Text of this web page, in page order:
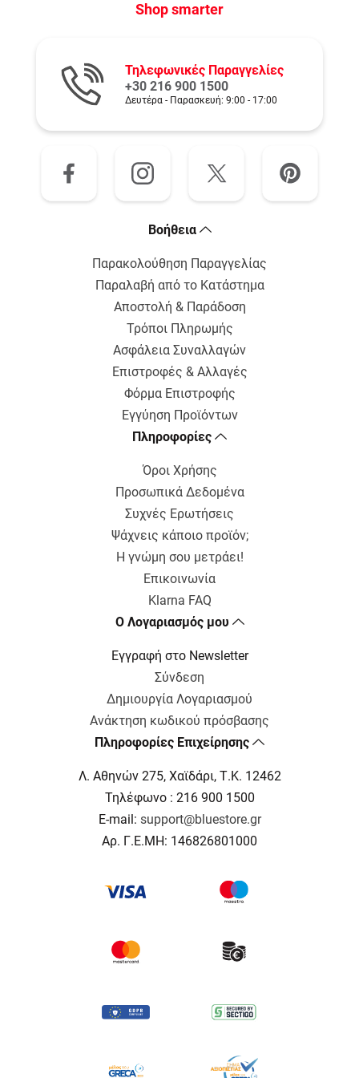
Shop smarter
Bοήθεια
Παρακολούθηση Παραγγελίας
Παραλαβή από το Κατάστημα
Αποστολή & Παράδοση
Τρόποι Πληρωμής
Ασφάλεια Συναλλαγών
Επιστροφές & Αλλαγές
Φόρμα Επιστροφής
Εγγύηση Προϊόντων
Πληροφορίες
Όροι Χρήσης
Προσωπικά Δεδομένα
Συχνές Ερωτήσεις
Ψάχνεις κάποιο προϊόν;
Η γνώμη σου μετράει!
Επικοινωνία
Klarna FAQ
Ο Λογαριασμός μου
Εγγραφή στο Newsletter
Σύνδεση
Δημιουργία Λογαριασμού
Ανάκτηση κωδικού πρόσβασης
Πληροφορίες Επιχείρησης
Λ. Αθηνών 275, Χαϊδάρι, Τ.Κ. 12462
Τηλέφωνο : 216 900 1500
E-mail: support@bluestore.gr
Αρ. Γ.Ε.ΜΗ: 146826801000
Τηλεφωνικές Παραγγελίες
+30 216 900 1500
Δευτέρα - Παρασκευή: 9:00 - 17:00